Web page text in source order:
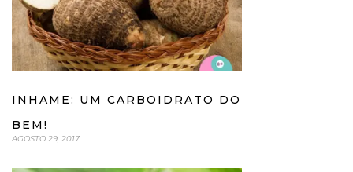
INHAME: UM CARBOIDRATO DO
BEM!
AGOSTO 29, 2017